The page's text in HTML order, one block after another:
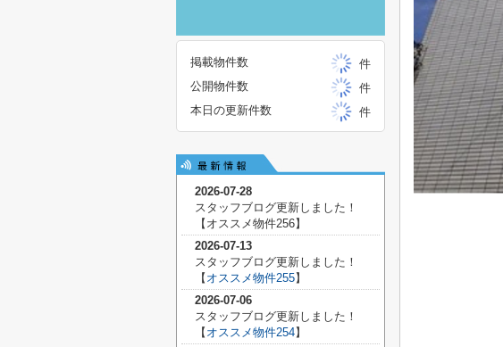
掲載物件数
件
公開物件数
件
本日の更新件数
件
2026-07-28
スタッフブログ更新しました！
【 オススメ物件256】
2026-07-13
スタッフブログ更新しました！
【 オススメ物件255】
2026-07-06
スタッフブログ更新しました！
【 オススメ物件254】